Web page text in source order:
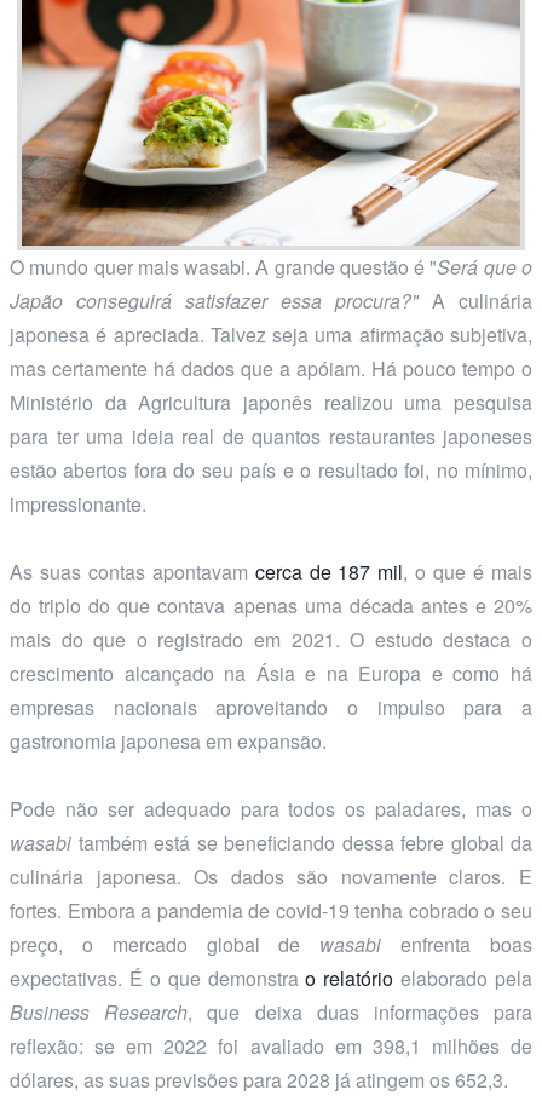
O mundo quer mais wasabi. A grande questão é "Será que o
Japão conseguirá satisfazer essa procura?"A culinária
japonesa é apreciada. Talvez seja uma afirmação subjetiva,
mas certamente há dados que a apóiam. Há pouco tempo o
Ministério da Agricultura japonês realizou uma pesquisa
para ter uma ideia real de quantos restaurantes japoneses
estão abertos fora do seu país e o resultado foi, no mínimo,
impressionante.
As suas contas apontavam cerca de 187 mil, o que é mais
do triplo do que contava apenas uma década antes e 20%
mais do que o registrado em 2021. O estudo destaca o
crescimento alcançado na Ásia e na Europa e como há
empresas nacionais aproveitando o impulso para a
gastronomia japonesa em expansão.
Pode não ser adequado para todos os paladares, mas o
wasabi também está se beneficiando dessa febre global da
culinária japonesa. Os dados são novamente claros. E
fortes. Embora a pandemia de covid-19 tenha cobrado o seu
preço, o mercado global de wasabi enfrenta boas
expectativas. É o que demonstrao relatório elaborado pela
Business Research, que deixa duas informações para
reflexão: se em 2022 foi avaliado em 398,1 milhões de
dólares, as suas previsões para 2028 já atingem os 652,3.